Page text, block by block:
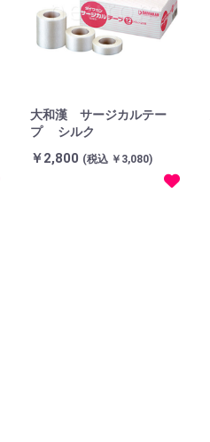
大和漢 サージカルテー
プ シルク
￥2,800 (税込 ￥3,080)